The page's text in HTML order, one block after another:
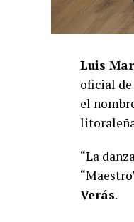
Luis
oficial
el
“La
Verás.